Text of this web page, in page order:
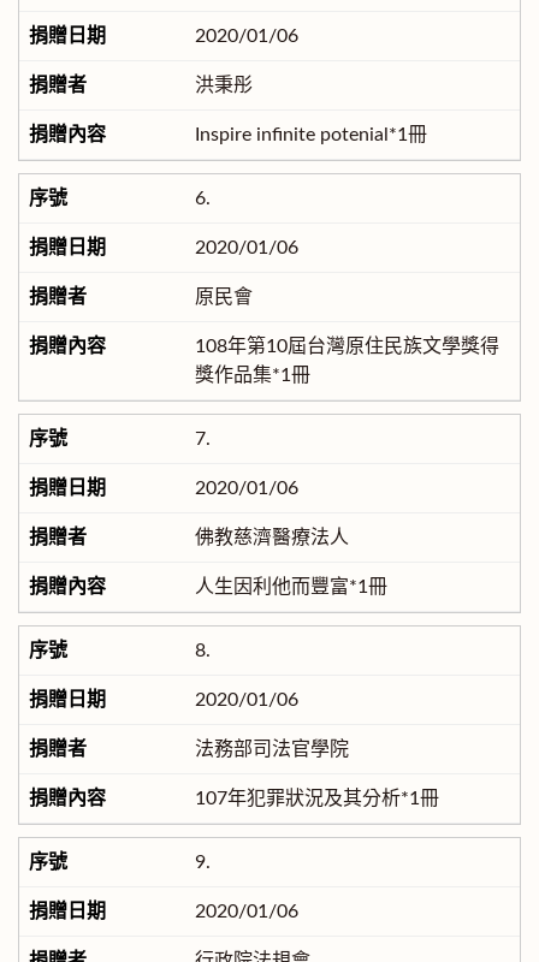
2020/01/06
洪秉彤
Inspire infinite potenial*1冊
6.
2020/01/06
原民會
108年第10屆台灣原住民族文學獎得
獎作品集*1冊
7.
2020/01/06
佛教慈濟醫療法人
人生因利他而豐富*1冊
8.
2020/01/06
法務部司法官學院
107年犯罪狀況及其分析*1冊
9.
2020/01/06